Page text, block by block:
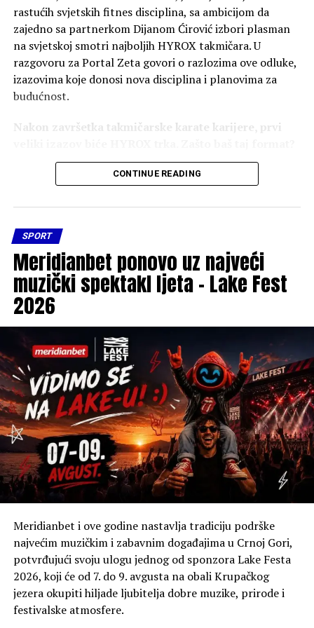
rastućih svjetskih fitnes disciplina, sa ambicijom da
zajedno sa partnerkom Dijanom Ćirović izbori plasman
na svjetskoj smotri najboljih HYROX takmičara. U
razgovoru za Portal Zeta govori o razlozima ove odluke,
izazovima koje donosi nova disciplina i planovima za
budućnost.
Nakon završetka takmičarske karate karijere, prvi
Nakon karate karijere želio sam novi izazov koji će
HYROX me privukao jer spaja snagu, izdržljivost i
mentalnu snagu – stvari koje su me pratile i kroz karate.
To je novi test i prilika da pomjerim svoje granice u
drugačijem formatu.
HYROX je posljednjih godina postao globalni fitnes
fenomen i okuplja sve više bivših profesionalnih
sportista. Da li HYROX vidiš kao jednokratni izazov
ili početak novog sportskog puta?
Za sada sebe vidim u HYROX-u, naravno ukoliko budem
mogao da uskladim obaveze i nastavim na pravi način.
Plan je da se prijavim na nekoliko takmičenja sa svojom
HYROX partnerkom Dijanom i da zajedno pokušamo da
ostvarimo plasman na Svjetskom prvenstvu.
Koliko ti je bilo važno da, i nakon završetka karate
karijere, ostaneš aktivan i pronađeš novu sportsku
motivaciju?
Poslije svih dešavanja u posljednjoj sezoni, u kojoj sam
ostvario najbolji rezultat u karijeri, prošao sam kroz
težak mentalni period. Nisam želio da sav trud, iskustvo i
forma koju sam godinama gradio jednostavno nestanu.
Osjećao sam da sam i dalje fizički i psihički spreman za
novi izazov, a ideja za HYROX je došla kao prava prilika
CONTINUE READING
SPORT
Meridianbet ponovo uz najveći
muzički spektakl ljeta – Lake Fest
2026
Meridianbet i ove godine nastavlja tradiciju podrške
najvećim muzičkim i zabavnim događajima u Crnoj Gori,
potvrđujući svoju ulogu jednog od sponzora Lake Festa
2026, koji će od 7. do 9. avgusta na obali Krupačkog
jezera okupiti hiljade ljubitelja dobre muzike, prirode i
festivalske atmosfere.